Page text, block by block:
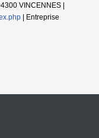
VINCENNES |
| Entreprise